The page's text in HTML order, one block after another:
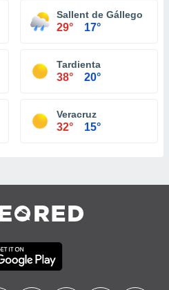
Sallent de Gállego
29° 17°
Tardienta
38° 20°
Veracruz
32° 15°